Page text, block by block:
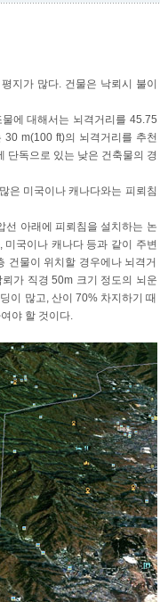
지가 많다. 건물은 낙뢰시 불이
에 대해서는 뇌격거리를 45.75
m(100 ft)의 뇌격거리를 추천
단독으로 있는 낮은 건축물의 경
은 미국이나 캐나다와는 피뢰침
선 아래에 피뢰침을 설치하는 논
국이나 캐나다 등과 같이 주변
건물이 위치할 경우에나 뇌격거
가 직경 50m 크기 정도의 뇌운
이 많고, 산이 70% 차지하기 때
야 할 것이다.